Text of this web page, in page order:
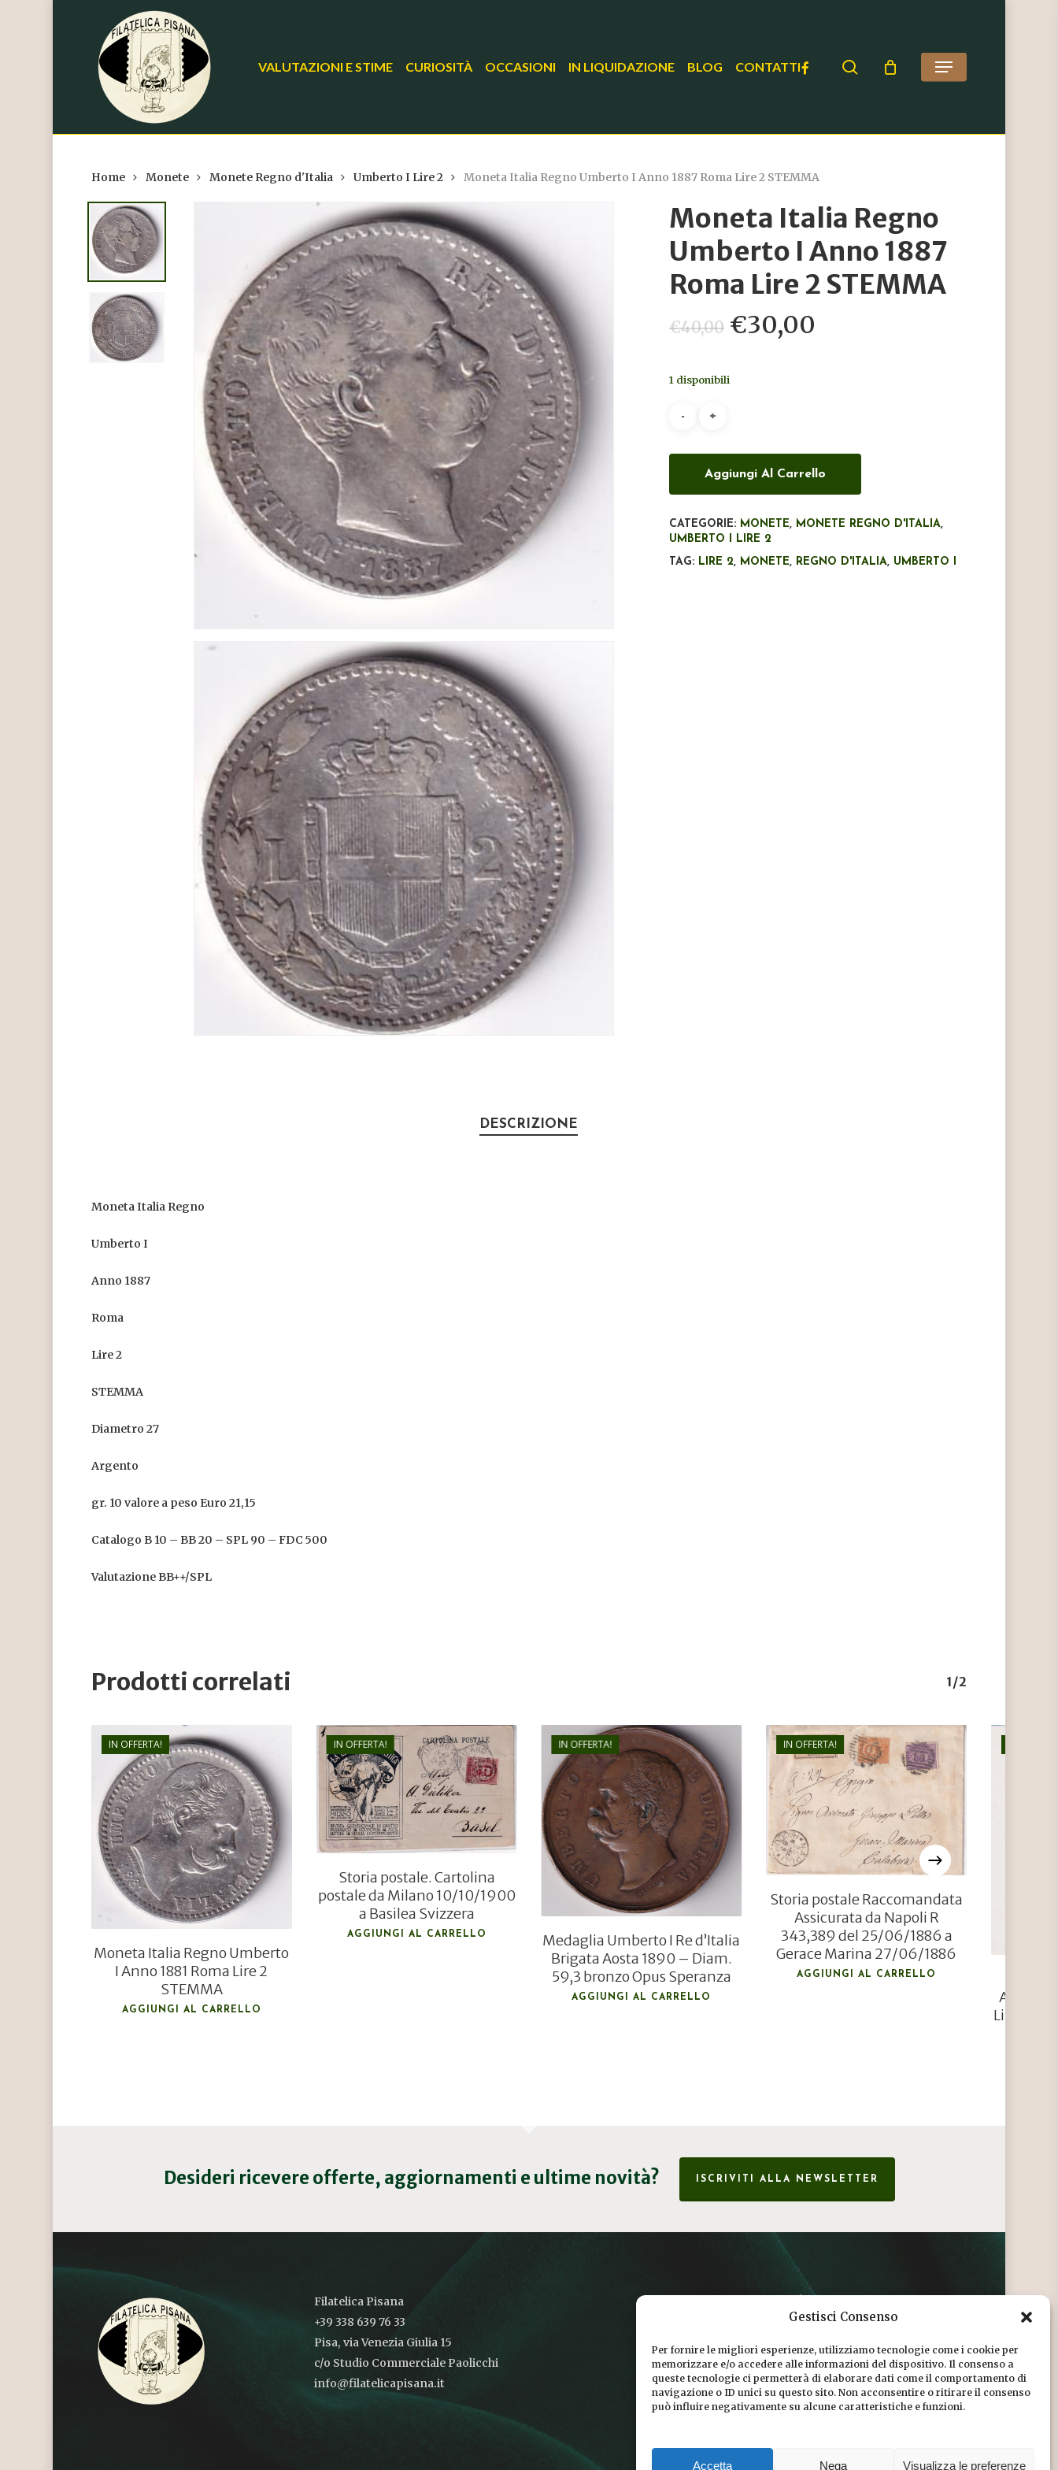
Gestisci Consenso
Per fornire le migliori esperienze, utilizziamo tecnologie come i cookie per
memorizzare e/o accedere alle informazioni del dispositivo. Il consenso a
queste tecnologie ci permetterà di elaborare dati come il comportamento di
navigazione o ID unici su questo sito. Non acconsentire o ritirare il consenso
può influire negativamente su alcune caratteristiche e funzioni.
Accetta Nega Visualizza le preferenze
Hit enter to search or ESC to close
VALUTAZIONI E STIME CURIOSITÀ OCCASIONI IN LIQUIDAZIONE BLOG CONTATTIFACEBOOK search Menu
Home Monete Monete Regno d'Italia Umberto I Lire 2 Moneta Italia Regno Umberto I Anno 1887 Roma Lire 2 STEMMA
Moneta Italia Regno
Umberto I Anno 1887
Roma Lire 2 STEMMA
€40,00 Il
prezzo
€30,00
1 disponibili
Aggiungi Al Carrello
CATEGORIE: MONETE, MONETE REGNO D'ITALIA,
UMBERTO I LIRE 2
TAG: LIRE 2, MONETE, REGNO D'ITALIA, UMBERTO I
DESCRIZIONE
Moneta Italia Regno
Umberto I
Anno 1887
Roma
Lire 2
STEMMA
Diametro 27
Argento
gr. 10 valore a peso Euro 21,15
Catalogo B 10 – BB 20 – SPL 90 – FDC 500
Valutazione BB++/SPL
Prodotti correlati 1/2
IN OFFERTA!
€30,00
€25,00
Moneta Italia Regno Umberto
I Anno 1881 Roma Lire 2
STEMMA
AGGIUNGI AL CARRELLO
IN OFFERTA!
€ 81,00
€
27,00
Storia postale. Cartolina
postale da Milano 10/10/1900
a Basilea Svizzera
AGGIUNGI AL CARRELLO
IN OFFERTA!
€100,00
€85,00
Medaglia Umberto I Re d’Italia
Brigata Aosta 1890 – Diam.
59,3 bronzo Opus Speranza
AGGIUNGI AL CARRELLO
IN OFFERTA!
€381,00
€125,00
Storia postale Raccomandata
Assicurata da Napoli R
343,389 del 25/06/1886 a
Gerace Marina 27/06/1886
AGGIUNGI AL CARRELLO
Anno
Lire 5
Desideri ricevere offerte, aggiornamenti e ultime novità? ISCRIVITI ALLA NEWSLETTER
Filatelica Pisana
+39 338 639 76 33
Pisa, via Venezia Giulia 15
c/o Studio Commerciale Paolicchi
info@filatelicapisana.it
COOKIE POLICY
DICONO DI NOI
CHI SIAMO